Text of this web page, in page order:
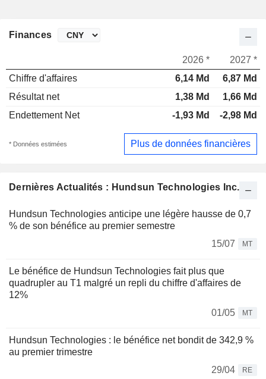
Dernières Actualités : Hundsun Technologies Inc.
Hundsun Technologies anticipe une légère hausse de 0,7
% de son bénéfice au premier semestre
15/07
MT
Le bénéfice de Hundsun Technologies fait plus que
quadrupler au T1 malgré un repli du chiffre d'affaires de
12%
01/05
MT
Hundsun Technologies : le bénéfice net bondit de 342,9 %
au premier trimestre
29/04
RE
Finances
2026 *
2027 *
Chiffre d'affaires
6,14 Md
6,87 Md
Résultat net
1,38 Md
1,66 Md
Endettement Net
-1,93 Md -2,98 Md
* Données estimées Plus de données financières